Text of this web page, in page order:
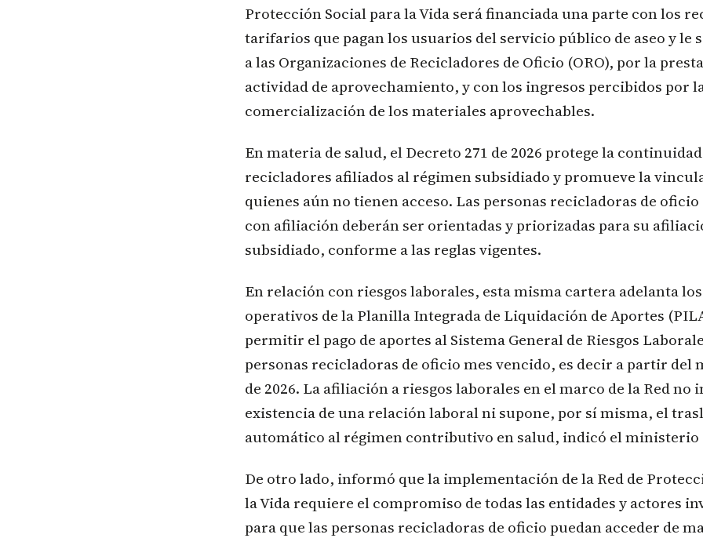
Protección Social para la Vida será financiada una parte con los
tarifarios que pagan los usuarios del servicio público de aseo y le
a las Organizaciones de Recicladores de Oficio (ORO), por la
actividad de aprovechamiento, y con los ingresos percibidos por
comercialización de los materiales aprovechables.
En materia de salud, el Decreto 271 de 2026 protege la
recicladores afiliados al régimen subsidiado y promueve la
quienes aún no tienen acceso. Las personas recicladoras de
con afiliación deberán ser orientadas y priorizadas para su
subsidiado, conforme a las reglas vigentes.
En relación con riesgos laborales, esta misma cartera adelanta
operativos de la Planilla Integrada de Liquidación de Aportes
permitir el pago de aportes al Sistema General de Riesgos
personas recicladoras de oficio mes vencido, es decir a partir del
de 2026. La afiliación a riesgos laborales en el marco de la Red no
existencia de una relación laboral ni supone, por sí misma, el
automático al régimen contributivo en salud, indicó el ministerio
De otro lado, informó que la implementación de la Red de
la Vida requiere el compromiso de todas las entidades y actores
para que las personas recicladoras de oficio puedan acceder de